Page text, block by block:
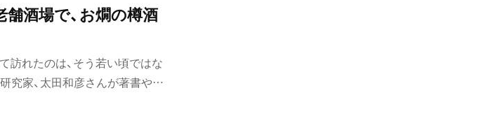
舗酒場で、お燗の樽酒
訪れたのは、そう若い頃ではな
究家、太田和彦さんが著書や酒
んだとずっと憧れていた。けれ
と入れる店だとは思えず、ど